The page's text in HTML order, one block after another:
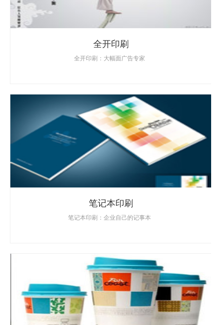
全开印刷
全开印刷：大幅面广告专家
笔记本印刷
笔记本印刷：企业自己的记事本